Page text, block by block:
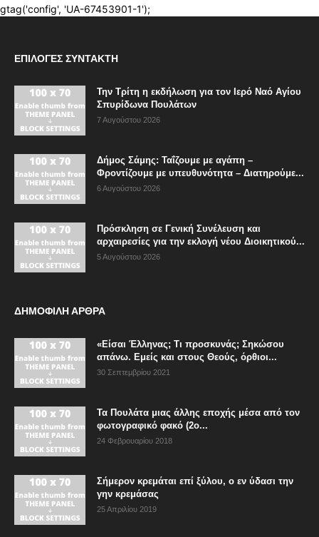
ΕΠΙΛΟΓΈΣ ΣΥΝΤΆΚΤΗ
Την Τρίτη η εκδήλωση για τον Ιερό Ναό Αγίου
Σπυρίδωνα Πουλάτων
7 Αυγούστου 2026
Δήμος Σάμης: Ταΐζουμε με αγάπη –
Φροντίζουμε με υπευθυνότητα – Διατηρούμε...
6 Αυγούστου 2026
Πρόσκληση σε Γενική Συνέλευση και
αρχαιρεσίες για την εκλογή νέου Διοικητικού...
5 Αυγούστου 2026
ΔΗΜΟΦΙΛΗ ΑΡΘΡΑ
«Είσαι Έλληνας; Τι προσκυνάς; Σηκώσου
απάνω. Εμείς και στους Θεούς, όρθιοι...
30 Σεπτεμβρίου 2021
Τα Πουλάτα μιας άλλης εποχής μέσα από τον
φωτογραφικό φακό (2ο...
24 Φεβρουαρίου 2018
Σήμερον κρεμάται επί ξύλου, ο εν ύδασι την
γην κρεμάσας
25 Απριλίου 2019